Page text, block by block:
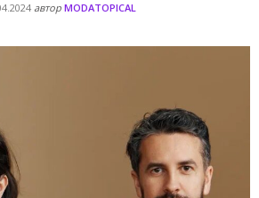
автор MODATOPICAL